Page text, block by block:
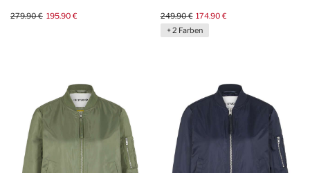
279.90 € 195.90 € 249.90 € 174.90 €
+ 2 Farben